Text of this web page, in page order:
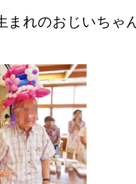
まれのおじいちゃ